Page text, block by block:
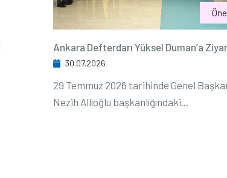
Ankara Defterdarı Yüksel Duman’a
30.07.2026
29 Temmuz 2026 tarihinde Genel
Nezih Allıoğlu başkanlığındaki...